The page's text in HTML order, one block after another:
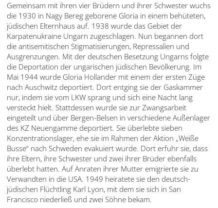
Italiano
Nederlands
Polski
Português
Türkçe
Yкраїнський
Русский
עברית
العربية
日
本
Gemeinsam mit ihren vier Brüdern und ihrer Schwester wuchs
die 1930 in Nagy Bereg geborene Gloria in einem behüteten,
jüdischen Elternhaus auf. 1938 wurde das Gebiet der
Karpatenukraine Ungarn zugeschlagen. Nun begannen dort
die antisemitischen Stigmatisierungen, Repressalien und
Ausgrenzungen. Mit der deutschen Besetzung Ungarns folgte
die Deportation der ungarischen jüdischen Bevölkerung. Im
Mai 1944 wurde Gloria Hollander mit einem der ersten Züge
nach Auschwitz deportiert. Dort entging sie der Gaskammer
nur, indem sie vom LKW sprang und sich eine Nacht lang
versteckt hielt. Stattdessen wurde sie zur Zwangsarbeit
eingeteilt und über Bergen-Belsen in verschiedene Außenlager
des KZ Neuengamme deportiert. Sie überlebte sieben
Konzentrationslager, ehe sie im Rahmen der Aktion „Weiße
Busse“ nach Schweden evakuiert wurde. Dort erfuhr sie, dass
ihre Eltern, ihre Schwester und zwei ihrer Brüder ebenfalls
überlebt hatten. Auf Anraten ihrer Mutter emigrierte sie zu
Verwandten in die USA. 1949 heiratete sie den deutsch-
jüdischen Flüchtling Karl Lyon, mit dem sie sich in San
Francisco niederließ und zwei Söhne bekam.